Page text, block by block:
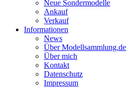
Neue Sondermodelle
Ankauf
Verkauf
Informationen
News
Über Modellsammlung.de
Über mich
Kontakt
Datenschutz
Impressum